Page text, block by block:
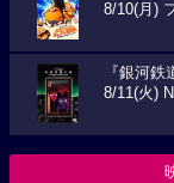
8/10(月)
『銀河鉄
8/11(火)